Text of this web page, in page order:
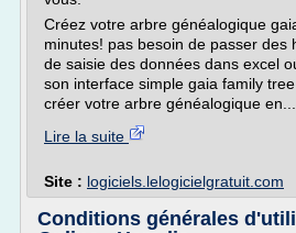
Créez votre arbre généalogique
minutes! pas besoin de passer des
de saisie des données dans excel
son interface simple gaia family
créer votre arbre généalogique en...
Lire la suite
Site : logiciels.lelogicielgratuit.com
Conditions générales